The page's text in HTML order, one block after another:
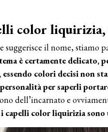
color liquirizia,
suggerisce il nome, stiamo
è certamente delicato,
colori decisi non
per saperli
dell’incarnato e
capelli color liquirizia sono